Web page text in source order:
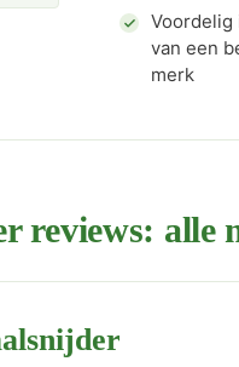
Voordelig
van een
merk
reviews: alle